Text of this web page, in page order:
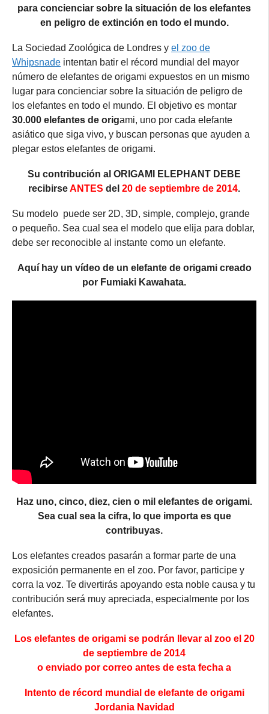
para concienciar sobre la situación de los elefantes
en peligro de extinción en todo el mundo.
La Sociedad Zoológica de Londres y el zoo de
Whipsnade intentan batir el récord mundial del mayor
número de elefantes de origami expuestos en un mismo
lugar para concienciar sobre la situación de peligro de
los elefantes en todo el mundo. El objetivo es montar
30.000 elefantes de origami, uno por cada elefante
asiático que siga vivo, y buscan personas que ayuden a
plegar estos elefantes de origami.
Su contribución al ORIGAMI ELEPHANT DEBE
recibirseANTES del 20 de septiembre de 2014.
Su modelo puede ser 2D, 3D, simple, complejo, grande
o pequeño. Sea cual sea el modelo que elija para doblar,
debe ser reconocible al instante como un elefante.
Aquí hay un vídeo de un elefante de origami creado
por Fumiaki Kawahata.
Haz uno, cinco, diez, cien o mil elefantes de origami.
Sea cual sea la cifra, lo que importa es que
contribuyas.
Los elefantes creados pasarán a formar parte de una
exposición permanente en el zoo. Por favor, participe y
corra la voz. Te divertirás apoyando esta noble causa y tu
contribución será muy apreciada, especialmente por los
elefantes.
Los elefantes de origami se podrán llevar al zoo el 20
de septiembre de 2014
o enviado por correo antes de esta fecha a
Intento de récord mundial de elefante de origami
Jordania Navidad